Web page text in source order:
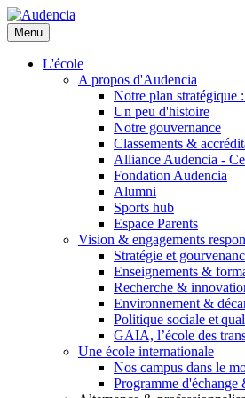
Aller
au
contenu
principal
Menu
L'école
A propos d'Audencia
Notre plan stratégique
Un peu d'histoire
Notre gouvernance
Classements &
Alliance Audencia -
Fondation Audencia
Alumni
Sports hub
Espace Parents
Vision & engagements
Stratégie et
Enseignements &
Recherche &
Environnement &
Politique sociale et
GAIA, l’école des
Une école internationale
Nos campus dans le
Programme d'échange